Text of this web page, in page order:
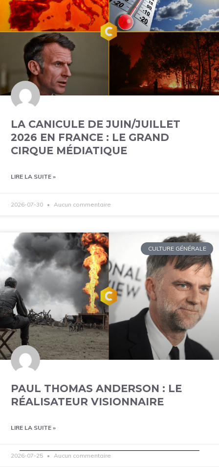
LA CANICULE DE JUIN/JUILLET
2026 EN FRANCE : LE GRAND
CIRQUE MÉDIATIQUE
LIRE LA SUITE »
2026-07-30 Aucun commentaire
CULTURE GÉNÉRALE
PAUL THOMAS ANDERSON : LE
RÉALISATEUR VISIONNAIRE
LIRE LA SUITE »
2026-07-25 Aucun commentaire